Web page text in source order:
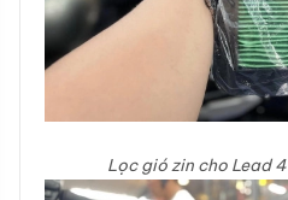
Lọc gió zin cho Lead